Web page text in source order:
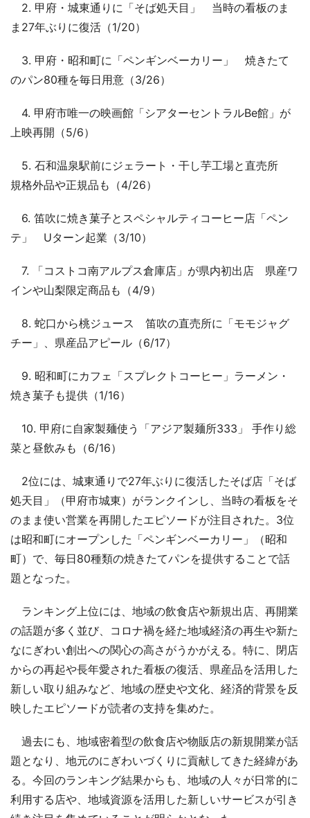
2. 甲府・城東通りに「そば処天目」 当時の看板のま
ま27年ぶりに復活（1/20）
3. 甲府・昭和町に「ペンギンベーカリー」 焼きたて
のパン80種を毎日用意（3/26）
4. 甲府市唯一の映画館「シアターセントラルBe館」が
上映再開（5/6）
5. 石和温泉駅前にジェラート・干し芋工場と直売所
規格外品や正規品も（4/26）
6. 笛吹に焼き菓子とスペシャルティコーヒー店「ペン
テ」 Uターン起業（3/10）
7. 「コストコ南アルプス倉庫店」が県内初出店 県産ワ
インや山梨限定商品も（4/9）
8. 蛇口から桃ジュース 笛吹の直売所に「モモジャグ
チー」、県産品アピール（6/17）
9. 昭和町にカフェ「スプレクトコーヒー」ラーメン・
焼き菓子も提供（1/16）
10. 甲府に自家製麺使う「アジア製麺所333」 手作り総
菜と昼飲みも（6/16）
2位には、城東通りで27年ぶりに復活したそば店「そば
処天目」（甲府市城東）がランクインし、当時の看板をそ
のまま使い営業を再開したエピソードが注目された。3位
は昭和町にオープンした「ペンギンベーカリー」（昭和
町）で、毎日80種類の焼きたてパンを提供することで話
題となった。
ランキング上位には、地域の飲食店や新規出店、再開業
の話題が多く並び、コロナ禍を経た地域経済の再生や新た
なにぎわい創出への関心の高さがうかがえる。特に、閉店
からの再起や長年愛された看板の復活、県産品を活用した
新しい取り組みなど、地域の歴史や文化、経済的背景を反
映したエピソードが読者の支持を集めた。
過去にも、地域密着型の飲食店や物販店の新規開業が話
題となり、地元のにぎわいづくりに貢献してきた経緯があ
る。今回のランキング結果からも、地域の人々が日常的に
利用する店や、地域資源を活用した新しいサービスが引き